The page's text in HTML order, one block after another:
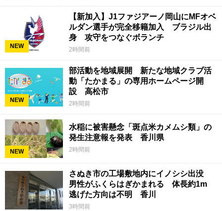
NEW
【新加入】J1ファジアーノ岡山にMFオベ
ルダン選手が完全移籍加入 ブラジル出
身 攻守をつなぐボランチ
2時間前
NEW
部活動を地域展開 新たな地域クラブ活
動「たかまる」の専用ホームページ開
設 高松市
2時間前
NEW
水稲に被害懸念「斑点米カメムシ類」の
発生注意報を発表 香川県
2時間前
さぬき市の工場敷地内にイノシシ出没
男性がふくらはぎかまれる 体長約1m
逃げた方向は不明 香川
3時間前